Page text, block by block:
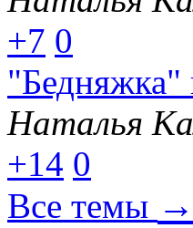
+7 0
"Бедняжка"
Наталья
+14 0
Все темы →